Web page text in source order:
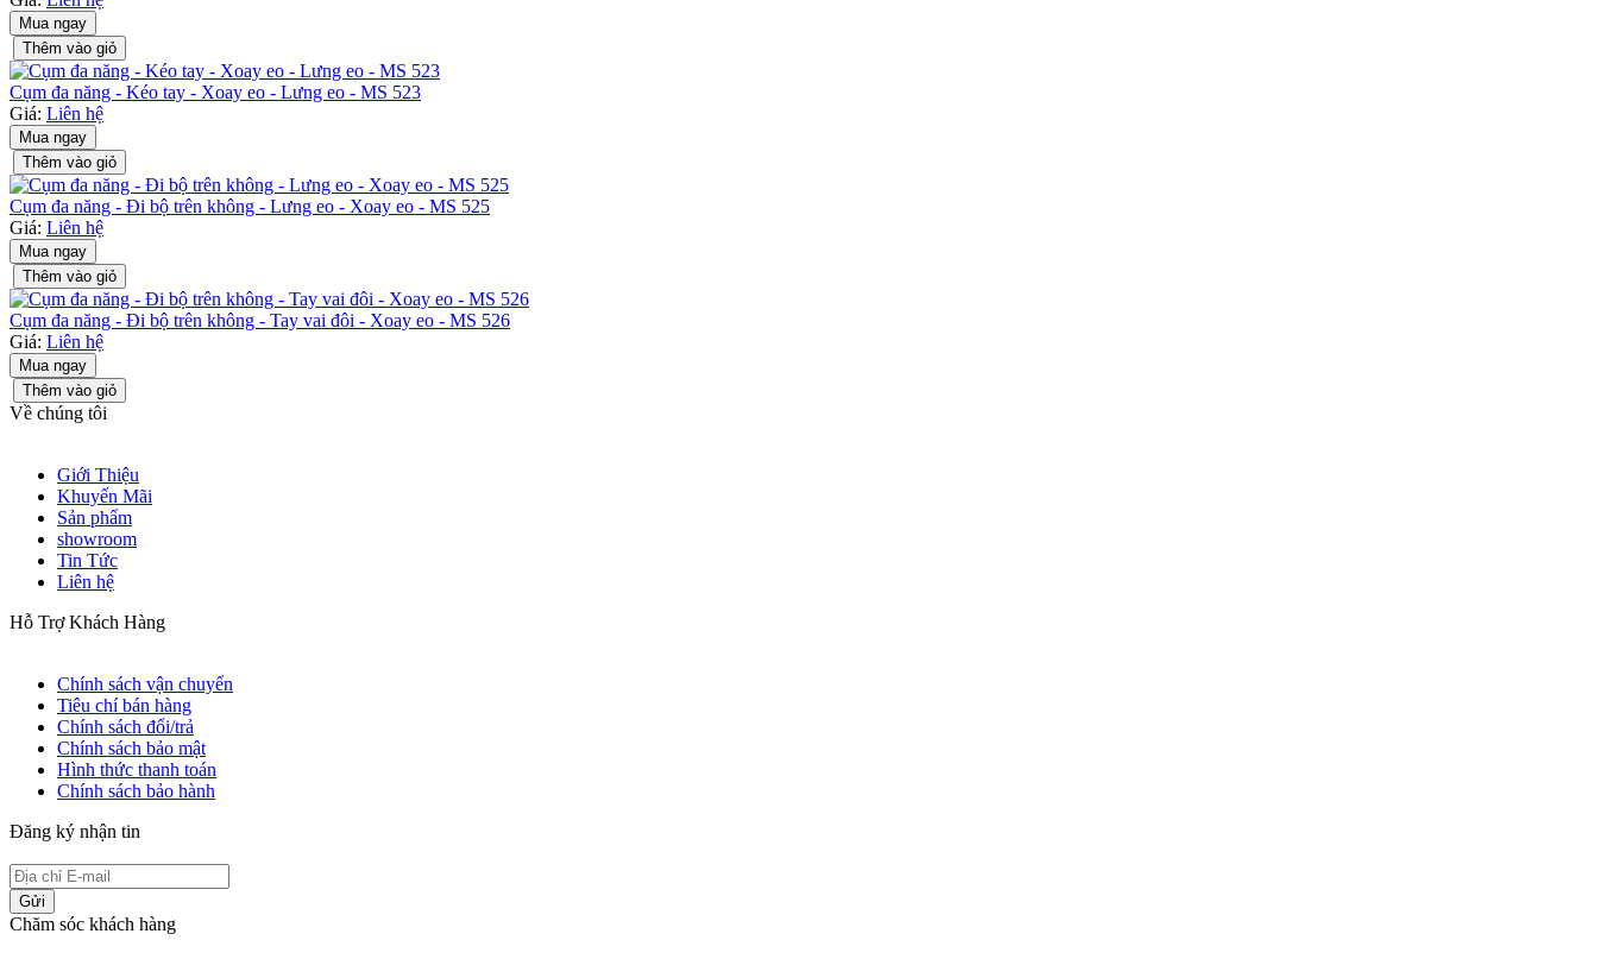
Mua ngay
Thêm vào giỏ
Cụm đa năng - Kéo tay - Xoay eo - Lưng eo - MS 523
Giá: Liên hệ
Mua ngay
Thêm vào giỏ
Cụm đa năng - Đi bộ trên không - Lưng eo - Xoay eo - MS 525
Giá: Liên hệ
Mua ngay
Thêm vào giỏ
Cụm đa năng - Đi bộ trên không - Tay vai đôi - Xoay eo - MS 526
Giá: Liên hệ
Mua ngay
Thêm vào giỏ
Về chúng tôi
Giới Thiệu
Khuyến Mãi
Sản phẩm
showroom
Tin Tức
Liên hệ
Hỗ Trợ Khách Hàng
Chính sách vận chuyển
Tiêu chí bán hàng
Chính sách đổi/trả
Chính sách bảo mật
Hình thức thanh toán
Chính sách bảo hành
Đăng ký nhận tin
Gửi
Chăm sóc khách hàng